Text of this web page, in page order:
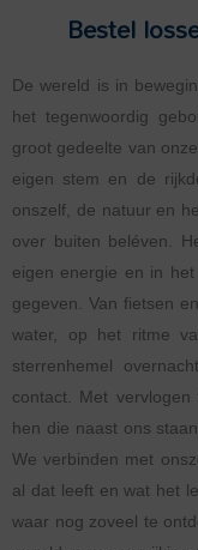
Bestel
De wereld is in
het tegenwoordig
groot gedeelte van
eigen stem en de
onszelf, de natuur en
over buiten beléven.
eigen energie en in
gegeven. Van fietsen
water, op het ritme
sterrenhemel
contact. Met
hen die naast ons
We verbinden met
al dat leeft en wat het
waar nog zoveel te